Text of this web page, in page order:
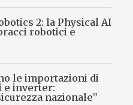
2: la Physical AI
robotici e
le importazioni di
e inverter:
nazionale”